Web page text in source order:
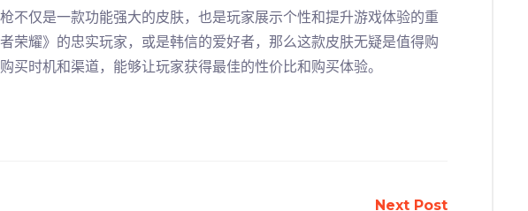
不仅是一款功能强大的皮肤，也是玩家展示个性和提升游戏体验的重
荣耀》的忠实玩家，或是韩信的爱好者，那么这款皮肤无疑是值得购
买时机和渠道，能够让玩家获得最佳的性价比和购买体验。
Next Post